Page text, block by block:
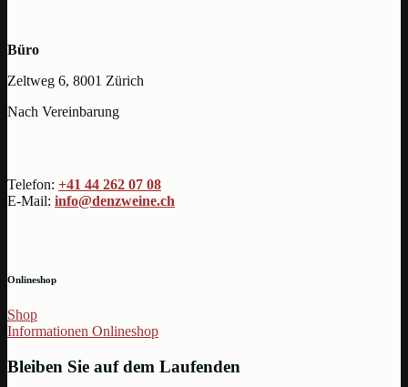
Büro
Zeltweg 6, 8001 Zürich
Nach Vereinbarung
Telefon: +41 44 262 07 08
E-Mail: info@denzweine.ch
Onlineshop
Shop
Informationen Onlineshop
Bleiben Sie auf dem Laufenden